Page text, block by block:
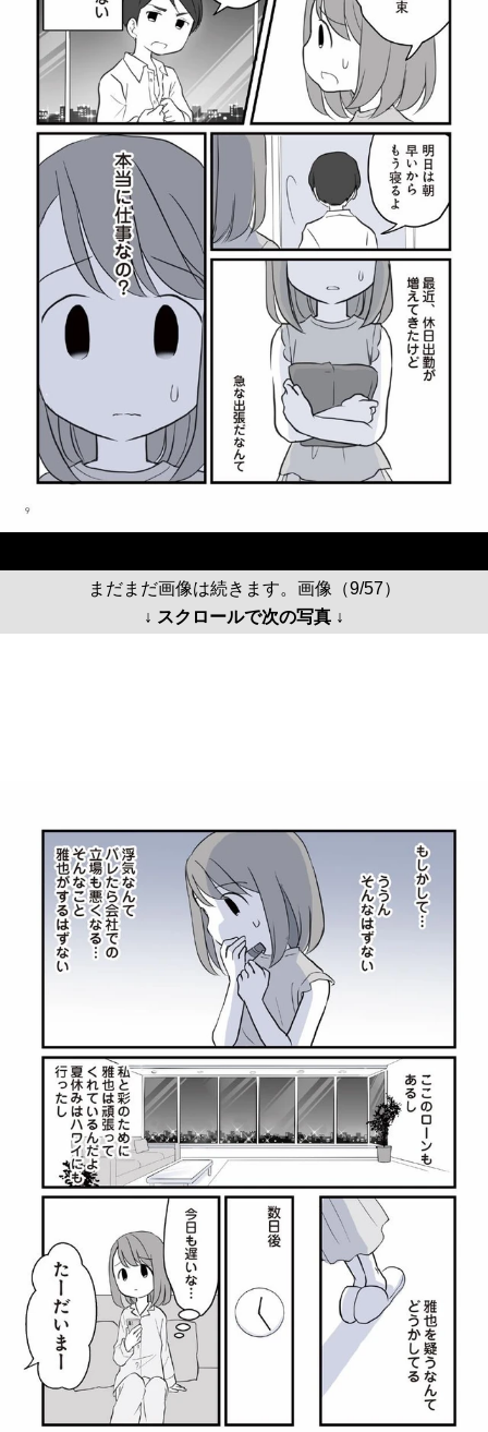
まだまだ画像は続きます。画像（9/57）
↓ スクロールで次の写真 ↓